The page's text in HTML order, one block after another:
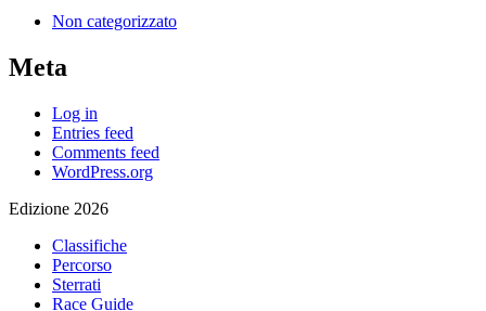
Non categorizzato
Meta
Log in
Entries feed
Comments feed
WordPress.org
Edizione 2026
Classifiche
Percorso
Sterrati
Race Guide